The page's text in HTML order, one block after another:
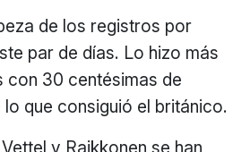
de los registros por
par de días. Lo hizo más
con 30 centésimas de
que consiguió el británico.
y Raikkonen se han